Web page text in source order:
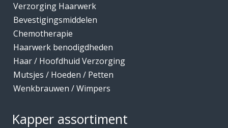
Verzorging Haarwerk
Bevestigingsmiddelen
Chemotherapie
Haarwerk benodigdheden
Haar / Hoofdhuid Verzorging
Mutsjes / Hoeden / Petten
Wenkbrauwen / Wimpers
Kapper assortiment